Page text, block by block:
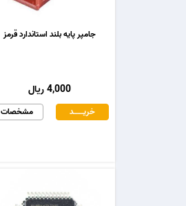
جامپر پایه بلند استاندارد قرمز
4,000 ریال
مشخصات خریـــــــد